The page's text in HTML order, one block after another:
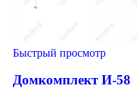
Быстрый просмотр
Домкомплект И-58